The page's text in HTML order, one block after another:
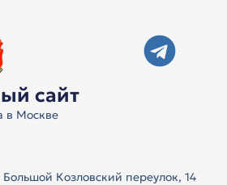
сайт
в Москве
Козловский переулок, 14